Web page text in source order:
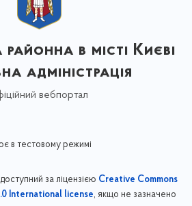
районна в місті Києві
адміністрація
вебпортал
в тестовому режимі
за ліцензією Creative Commons
International license, якщо не зазначено